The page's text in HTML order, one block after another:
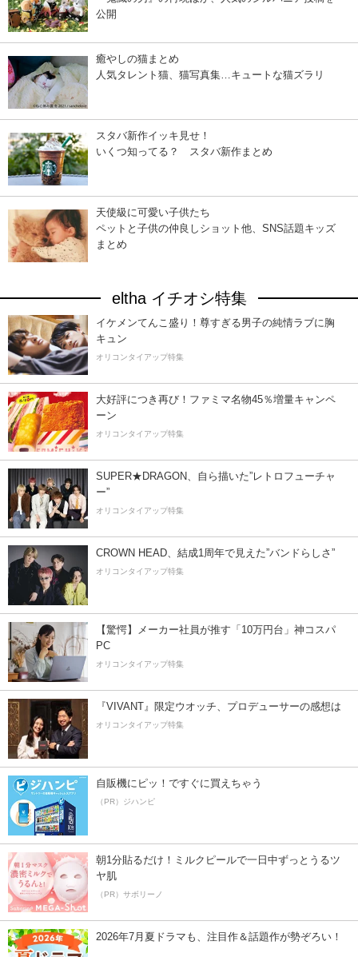
公開
癒やしの猫まとめ
人気タレント猫、猫写真集…キュートな猫ズラリ
スタバ新作イッキ見せ！
いくつ知ってる？ スタバ新作まとめ
天使級に可愛い子供たち
ペットと子供の仲良しショット他、SNS話題キッズ
まとめ
eltha イチオシ特集
イケメンてんこ盛り！尊すぎる男子の純情ラブに胸
キュン
オリコンタイアップ特集
大好評につき再び！ファミマ名物45％増量キャンペ
ーン
オリコンタイアップ特集
SUPER★DRAGON、自ら描いた”レトロフューチャ
ー”
オリコンタイアップ特集
CROWN HEAD、結成1周年で見えた”バンドらしさ”
オリコンタイアップ特集
【驚愕】メーカー社員が推す「10万円台」神コスパ
PC
オリコンタイアップ特集
『VIVANT』限定ウオッチ、プロデューサーの感想は
オリコンタイアップ特集
自販機にピッ！ですぐに買えちゃう
（PR）ジハンピ
朝1分貼るだけ！ミルクピールで一日中ずっとうるツ
ヤ肌
（PR）サボリーノ
2026年7月夏ドラマも、注目作＆話題作が勢ぞろい！